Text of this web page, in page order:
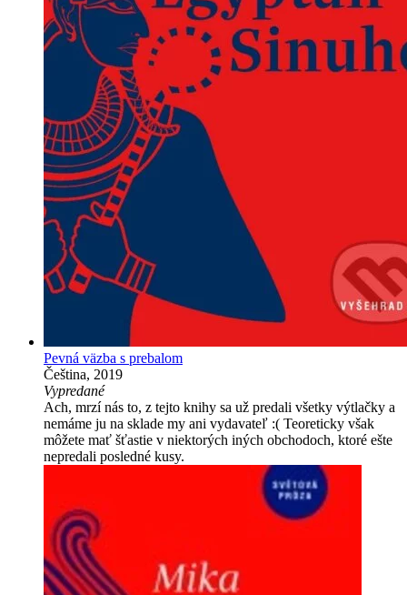
Pevná väzba s prebalom
Čeština, 2019
Vypredané
Ach, mrzí nás to, z tejto knihy sa už predali všetky výtlačky a
nemáme ju na sklade my ani vydavateľ :( Teoreticky však
môžete mať šťastie v niektorých iných obchodoch, ktoré ešte
nepredali posledné kusy.